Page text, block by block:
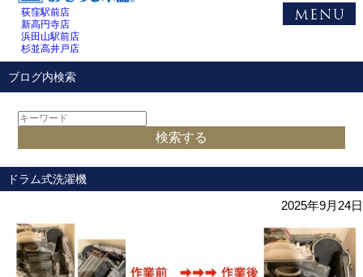
荻窪駅前店
新高円寺店
浜田山駅前店
杉並高井戸店
ブログ内検索
ドラム式洗濯機
2025年9月24日